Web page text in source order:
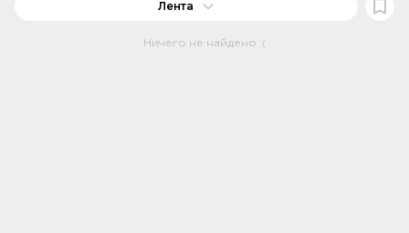
Лента
Ничего не найдено :(